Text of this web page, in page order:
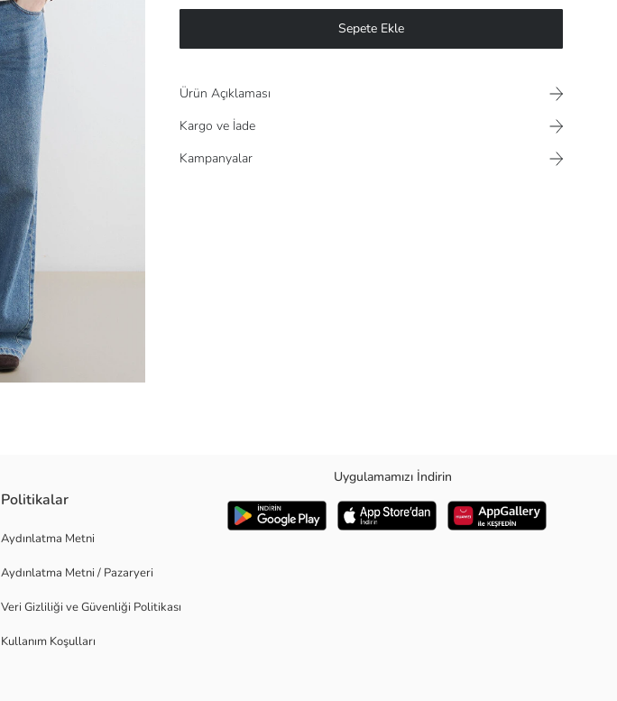
Sepete Ekle
Ürün Açıklaması
Kargo ve İade
Kampanyalar
Politikalar
Aydınlatma Metni
Aydınlatma Metni / Pazaryeri
Veri Gizliliği ve Güvenliği Politikası
Kullanım Koşulları
Uygulamamızı İndirin